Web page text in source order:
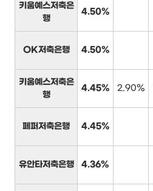
키움예스저축은
행
4.50%
OK저축은행 4.50%
키움예스저축은
행
4.45% 2.90%
페퍼저축은행 4.45%
유안타저축은행 4.36%